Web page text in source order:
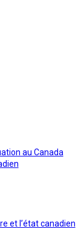
au Canada
et l’état canadien